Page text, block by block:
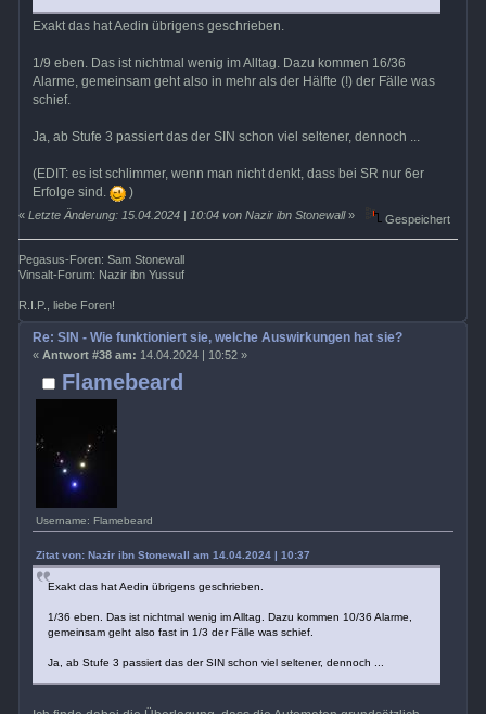
Exakt das hat Aedin übrigens geschrieben.
1/9 eben. Das ist nichtmal wenig im Alltag. Dazu kommen 16/36
Alarme, gemeinsam geht also in mehr als der Hälfte (!) der Fälle was
schief.
Ja, ab Stufe 3 passiert das der SIN schon viel seltener, dennoch ...
(EDIT: es ist schlimmer, wenn man nicht denkt, dass bei SR nur 6er
Erfolge sind.
)
«Letzte Änderung: 15.04.2024 | 10:04 von Nazir ibn Stonewall» Gespeichert
Pegasus-Foren: Sam Stonewall
Vinsalt-Forum: Nazir ibn Yussuf
R.I.P., liebe Foren!
Flamebeard
Username: Flamebeard
Re: SIN - Wie funktioniert sie, welche Auswirkungen hat sie?
« Antwort #38 am: 14.04.2024 | 10:52 »
Zitat von: Nazir ibn Stonewall am 14.04.2024 | 10:37
Exakt das hat Aedin übrigens geschrieben.
1/36 eben. Das ist nichtmal wenig im Alltag. Dazu kommen 10/36 Alarme,
gemeinsam geht also fast in 1/3 der Fälle was schief.
Ja, ab Stufe 3 passiert das der SIN schon viel seltener, dennoch ...